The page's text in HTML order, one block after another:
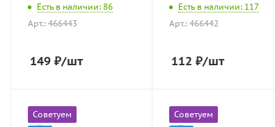
Есть в наличии: 86
Арт.: 466443
149 ₽/шт
Есть в наличии: 117
Арт.: 466442
112 ₽/шт
Советуем
Советуем